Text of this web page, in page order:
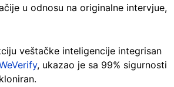
u odnosu na originalne intervjue,
veštačke inteligencije integrisan
, ukazao je sa 99% sigurnosti